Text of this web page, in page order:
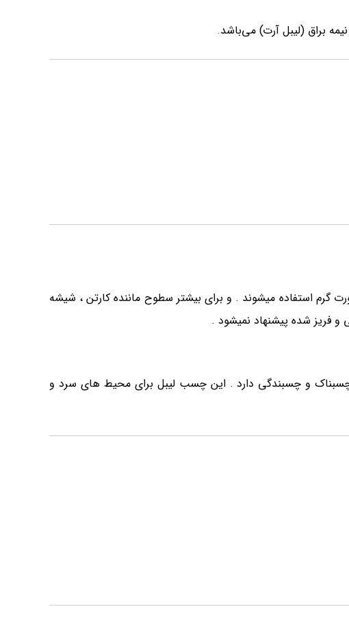
.
استفاده میشوند . و برای بیشتر سطوح ماننده کارتن ، شیشه
فریز شده پیشنهاد نمیشود .
و چسبندگی دارد . این چسب لیبل برای محیط های سرد و